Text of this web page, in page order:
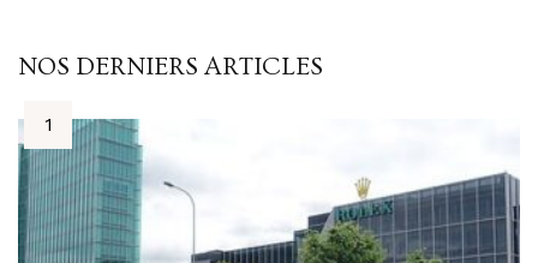
NOS DERNIERS ARTICLES